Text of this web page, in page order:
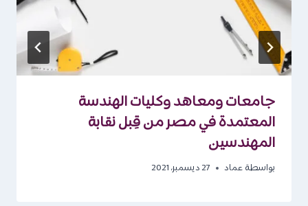
جامعات ومعاهد وكليات الهندسة
المعتمدة في مصر من قِبل نقابة
المهندسين
بواسطة عماد 27 ديسمبر، 2021